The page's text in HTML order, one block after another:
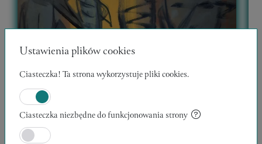
Ustawienia plików cookies
Ciasteczka! Ta strona wykorzystuje pliki cookies.
Ciasteczka niezbędne do funkcjonowania strony